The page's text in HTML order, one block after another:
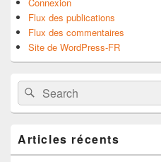
Flux des publications
Flux des commentaires
Site de WordPress-FR
Search
for:
Search
Articles récents